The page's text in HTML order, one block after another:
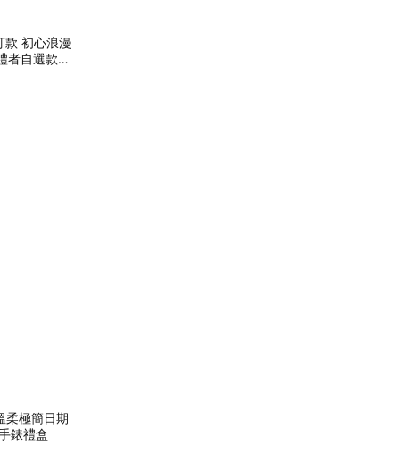
款 初心浪漫
者自選款式
柔極簡日期
錶禮盒